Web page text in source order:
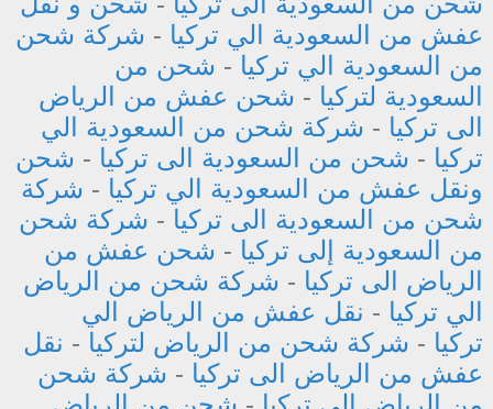
عفش من السعودية الي تركيا - شركة شحن
من السعودية الي تركيا - شحن من
السعودية لتركيا - شحن عفش من الرياض
الى تركيا - شركة شحن من السعودية الي
تركيا - شحن من السعودية الى تركيا - شحن
ونقل عفش من السعودية الي تركيا - شركة
شحن من السعودية الى تركيا - شركة شحن
من السعودية إلى تركيا - شحن عفش من
الرياض الى تركيا - شركة شحن من الرياض
الي تركيا - نقل عفش من الرياض الي
تركيا - شركة شحن من الرياض لتركيا - نقل
عفش من الرياض الى تركيا - شركة شحن